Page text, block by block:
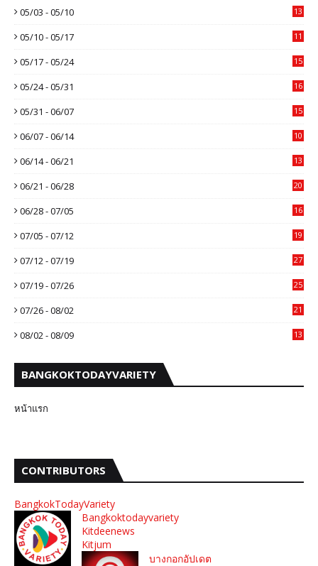
05/03 - 05/10 13
05/10 - 05/17 11
05/17 - 05/24 15
05/24 - 05/31 16
05/31 - 06/07 15
06/07 - 06/14 10
06/14 - 06/21 13
06/21 - 06/28 20
06/28 - 07/05 16
07/05 - 07/12 19
07/12 - 07/19 27
07/19 - 07/26 25
07/26 - 08/02 21
08/02 - 08/09 13
BANGKOKTODAYVARIETY
หน้าแรก
CONTRIBUTORS
BangkokTodayVariety
Bangkoktodayvariety
Kitdeenews
Kitjum
บางกอกอัปเดต